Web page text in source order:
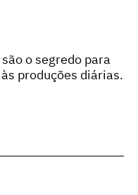
o segredo para
produções diárias.